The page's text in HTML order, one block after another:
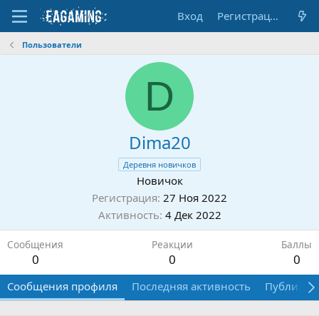
Вход Регистрация
Пользователи
D
Dima20
Деревня новичков
Новичок
Регистрация 27 Ноя 2022
Активность 4 Дек 2022
Сообщения
0
Реакции
0
Баллы
0
Сообщения профиля Последняя активность